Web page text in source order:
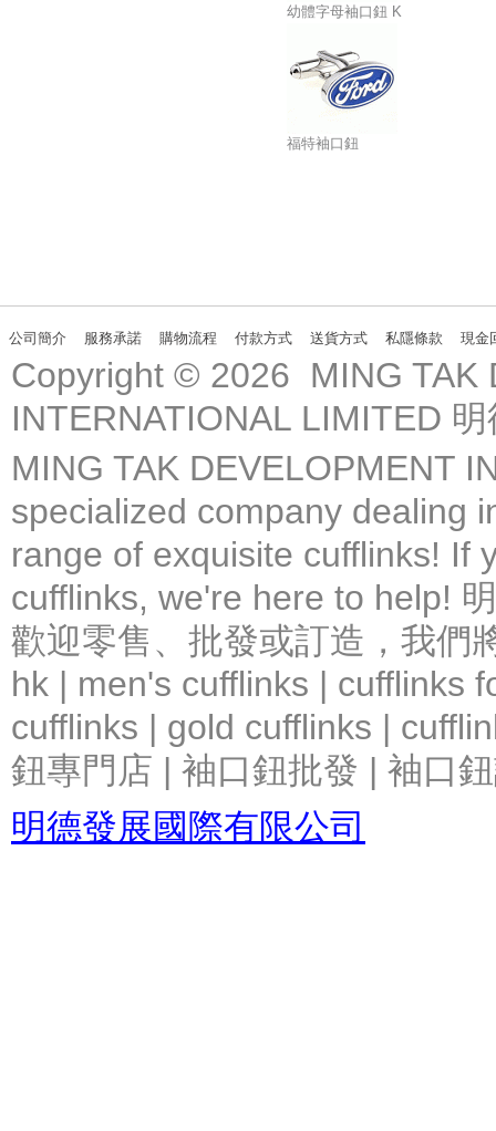
幼體字母袖口鈕 K
福特袖口鈕
公司簡介 服務承諾 購物流程 付款方式 送貨方式 私隱條款 現金
Copyright © 2026 MING TAK
INTERNATIONAL LIMITED
MING TAK DEVELOPMENT
specialized company dealing
range of exquisite cufflinks! If
cufflinks, we're here to help!
歡迎零售、批發或訂造，我們
hk | men's cufflinks | cufflinks
cufflinks | gold cufflinks |
鈕專門店 | 袖口鈕批發 | 袖口
明德發展國際有限公司